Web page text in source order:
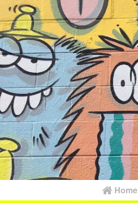
Home